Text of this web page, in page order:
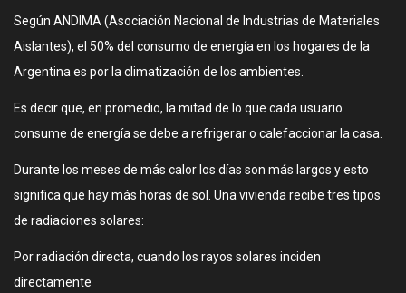
Según ANDIMA (Asociación Nacional de Industrias de Materiales
Aislantes), el 50% del consumo de energía en los hogares de la
Argentina es por la climatización de los ambientes.
Es decir que, en promedio, la mitad de lo que cada usuario
consume de energía se debe a refrigerar o calefaccionar la casa.
Durante los meses de más calor los días son más largos y esto
significa que hay más horas de sol. Una vivienda recibe tres tipos
de radiaciones solares:
Por radiación directa, cuando los rayos solares inciden
directamente